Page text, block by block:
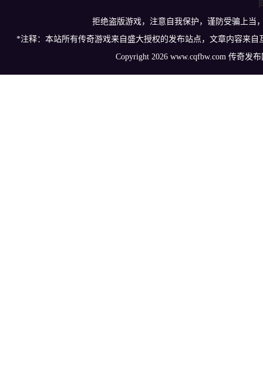
拒绝盗版游戏，注意自我保护，谨防受骗上当
*注释：本站所有传奇游戏来自盛大授权的发布站点，文章内容来
Copyright 2026 www.cqfbw.com 传奇发